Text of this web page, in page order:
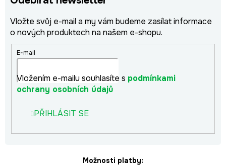
Vložte svůj e-mail a my vám budeme zasílat informace
o nových produktech na našem e-shopu.
E-mail
Vložením e-mailu souhlasíte s podmínkami
ochrany osobních údajů
PŘIHLÁSIT SE
Možnosti platby: